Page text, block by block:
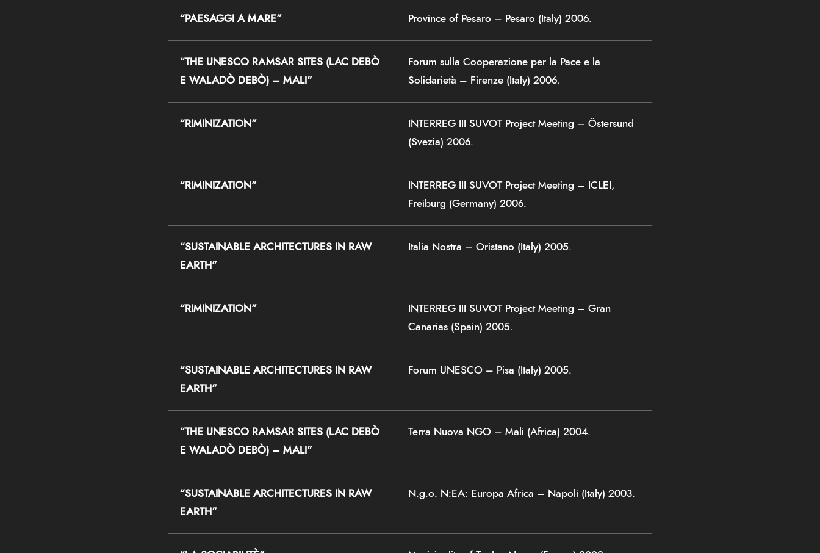
“PAESAGGI A MARE” Province of Pesaro – Pesaro (Italy) 2006.
“THE UNESCO RAMSAR SITES (LAC DEBÒ
E WALADÒ DEBÒ) – MALI”
Forum sulla Cooperazione per la Pace e la
Solidarietà – Firenze (Italy) 2006.
“RIMINIZATION”
INTERREG III SUVOT Project Meeting – Östersund
(Svezia) 2006.
“RIMINIZATION”
INTERREG III SUVOT Project Meeting – ICLEI,
Freiburg (Germany) 2006.
“SUSTAINABLE ARCHITECTURES IN RAW
EARTH”
Italia Nostra – Oristano (Italy) 2005.
“RIMINIZATION”
INTERREG III SUVOT Project Meeting – Gran
Canarias (Spain) 2005.
“SUSTAINABLE ARCHITECTURES IN RAW
EARTH”
Forum UNESCO – Pisa (Italy) 2005.
“THE UNESCO RAMSAR SITES (LAC DEBÒ
E WALADÒ DEBÒ) – MALI”
Terra Nuova NGO – Mali (Africa) 2004.
“SUSTAINABLE ARCHITECTURES IN RAW
EARTH”
N.g.o. N:EA: Europa Africa – Napoli (Italy) 2003.